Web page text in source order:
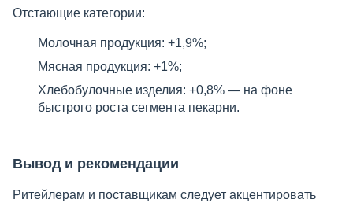
Отстающие категории:
Молочная продукция: +1,9%;
Мясная продукция: +1%;
Хлебобулочные изделия: +0,8% — на фоне
быстрого роста сегмента пекарни.
Вывод и рекомендации
Ритейлерам и поставщикам следует акцентировать